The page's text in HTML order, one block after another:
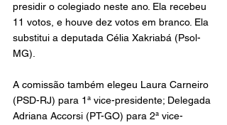
presidir o colegiado neste ano. Ela recebeu
11 votos, e houve dez votos em branco. Ela
substitui a deputada Célia Xakriabá (Psol-
MG).
A comissão também elegeu Laura Carneiro
(PSD-RJ) para 1ª vice-presidente; Delegada
Adriana Accorsi (PT-GO) para 2ª vice-